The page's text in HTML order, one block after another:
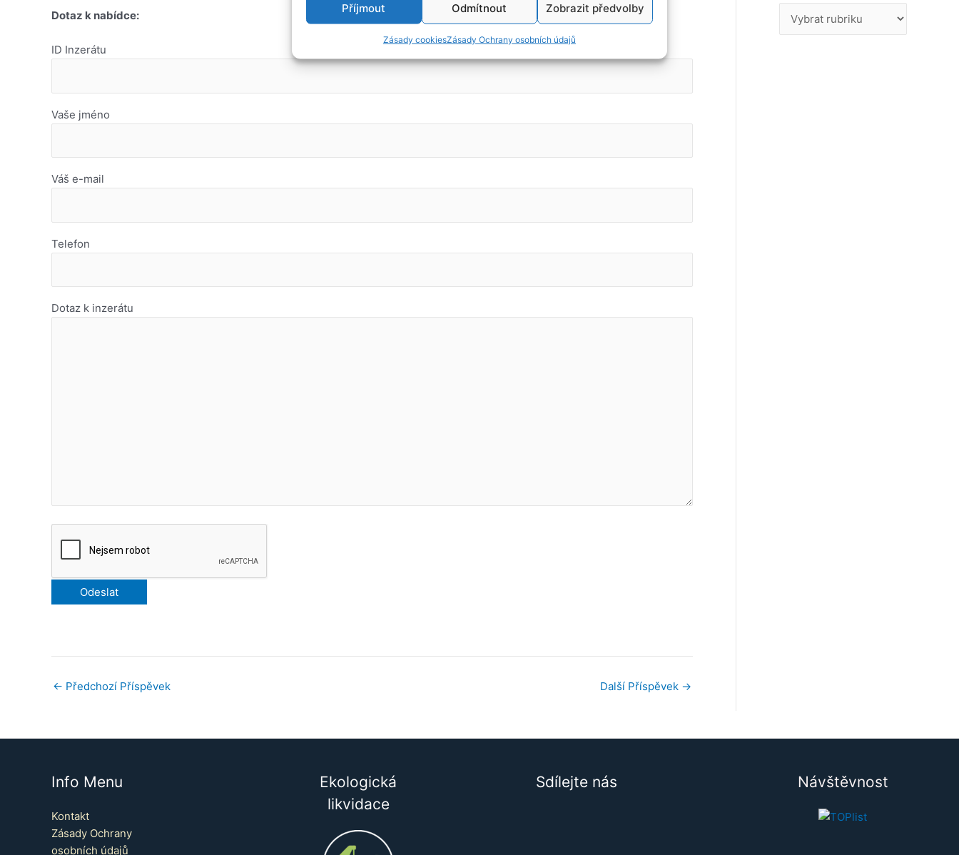
Příjmout Odmítnout Zobrazit předvolby
Zásady cookiesZásady Ochrany osobních údajů
Dotaz k nabídce:
ID Inzerátu
Vaše jméno
Váš e-mail
Telefon
Dotaz k inzerátu
← Předchozí Příspěvek Další Příspěvek →
Info Menu
Kontakt
Zásady Ochrany
osobních údajů
Ekologická
likvidace
Sdílejte nás Návštěvnost